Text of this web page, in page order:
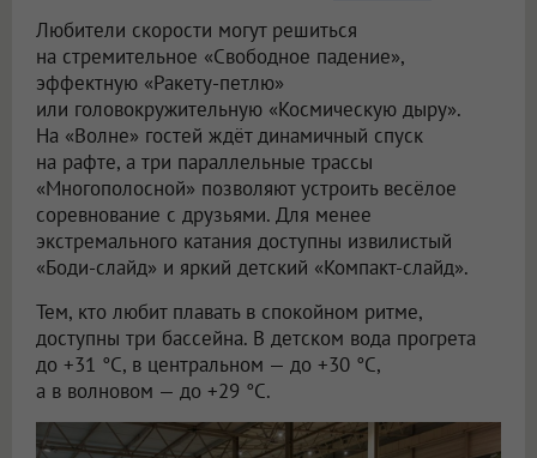
Любители скорости могут решиться
на стремительное «Свободное падение»,
эффектную «Ракету-петлю»
или головокружительную «Космическую дыру».
На «Волне» гостей ждёт динамичный спуск
на рафте, а три параллельные трассы
«Многополосной» позволяют устроить весёлое
соревнование с друзьями. Для менее
экстремального катания доступны извилистый
«Боди-слайд» и яркий детский «Компакт-слайд».
Тем, кто любит плавать в спокойном ритме,
доступны три бассейна. В детском вода прогрета
до +31 °C, в центральном — до +30 °C,
а в волновом — до +29 °C.